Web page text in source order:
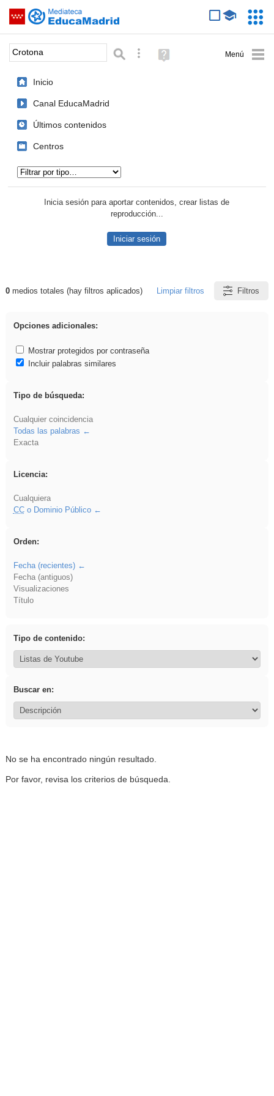
Saltar navegación
Palabra o frase: Búsqueda avanzada
Ayuda
(en
Inicio
Canal EducaMadrid
Últimos contenidos
Centros
Inicia sesión para aportar contenidos, crear listas de
reproducción...
Iniciar sesión
Resultados de: Crotona
0medios totales (hay filtros aplicados) Limpiar filtros Filtros
Opciones adicionales:
Mostrar protegidos por contraseña
Incluir palabras similares
Tipo de búsqueda:
Cualquier coincidencia
Todas las palabras
Exacta
Licencia:
Cualquiera
CCo Dominio Público
Orden:
Fecha (recientes)
Fecha (antiguos)
Visualizaciones
Título
Tipo de contenido:
Buscar en:
No se ha encontrado ningún resultado.
Por favor, revisa los criterios de búsqueda.